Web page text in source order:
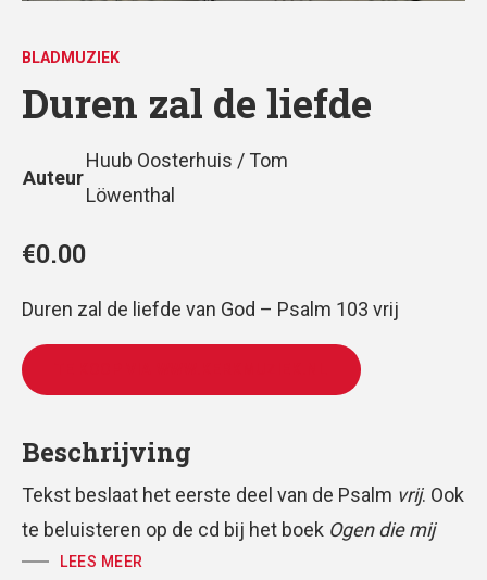
BLADMUZIEK
Duren zal de liefde
Auteur
Huub Oosterhuis / Tom
Löwenthal
€0.00
Duren zal de liefde van God – Psalm 103 vrij
Beschrijving
Tekst beslaat het eerste deel van de Psalm vrij. Ook
te beluisteren op de cd bij het boek Ogen die mij
zoeken.
LEES MEER